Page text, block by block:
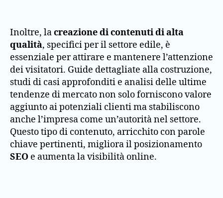
Inoltre, lacreazione di contenuti di alta
qualità, specifici per il settore edile, è
essenziale per attirare e mantenere l’attenzione
dei visitatori. Guide dettagliate alla costruzione,
studi di casi approfonditi e analisi delle ultime
tendenze di mercato non solo forniscono valore
aggiunto ai potenziali clienti ma stabiliscono
anche l’impresa come un’autorità nel settore.
Questo tipo di contenuto, arricchito con parole
chiave pertinenti, migliora il posizionamento
SEO e aumenta la visibilità online.